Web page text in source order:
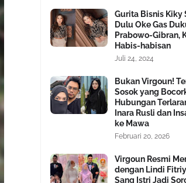
Gurita Bisnis Kiky
Dulu Oke Gas
Prabowo-Gibran,
Habis-habisan
Juli 24, 2024
Bukan Virgoun!
Sosok yang
Hubungan
Inara Rusli dan
ke Mawa
Februari 20, 2026
Virgoun Resmi
dengan Lindi
Sang Istri Jadi